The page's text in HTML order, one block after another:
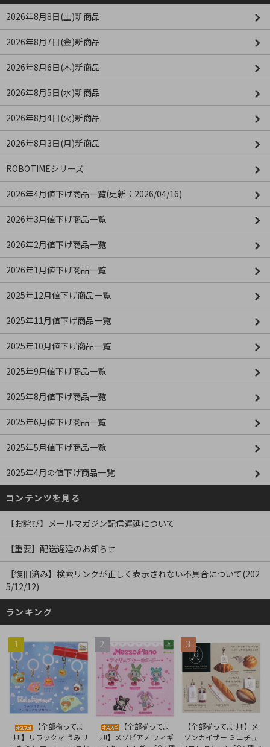
2026年8月8日(土)新商品
2026年8月7日(金)新商品
2026年8月6日(木)新商品
2026年8月5日(水)新商品
2026年8月4日(火)新商品
2026年8月3日(月)新商品
ROBOTIMEシリーズ
2026年4月値下げ商品一覧(更新：2026/04/16)
2026年3月値下げ商品一覧
2026年2月値下げ商品一覧
2026年1月値下げ商品一覧
2025年12月値下げ商品一覧
2025年11月値下げ商品一覧
2025年10月値下げ商品一覧
2025年9月値下げ商品一覧
2025年8月値下げ商品一覧
2025年6月値下げ商品一覧
2025年5月値下げ商品一覧
2025年4月の値下げ商品一覧
コンテンツを見る
【お詫び】メールマガジン配信遅延について
【重要】配送遅延のお知らせ
【復旧済み】検索リンクが正しく表示されない不具合について(202
5/12/12)
ランキング
1
【全部揃ってま
す!!】リラックマ うみリ
2
【全部揃ってま
す!!】メゾピアノ フィギ
3
【全部揃ってます!!】メ
ゾンカイザー ミニチュ